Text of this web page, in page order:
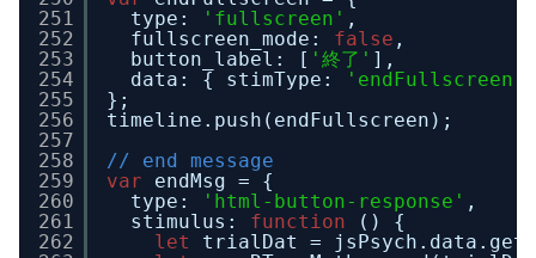
251
252
253
254
255
256
257
258
259
260
261
262
type:
'fullscreen' ,
fullscreen_mode: false ,
button_label: [ '終了' ],
data: { stimType:
'endFullscreen'
};
timeline.push(endFullscreen);
// end message
var
endMsg = {
type:
'html-button-response' ,
stimulus: function
() {
let
trialDat =